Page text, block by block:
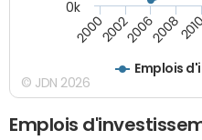
Emplois
20002002200620082010
0k
© JDN 2026
Emplois